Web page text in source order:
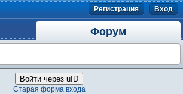
Регистрация Вход
Форум
Войти через uID
Старая форма входа